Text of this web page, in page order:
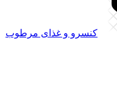
کنسرو و غذای مرطوب